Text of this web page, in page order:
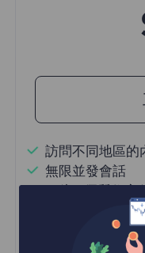
訪問不同地區的
無限並發會話
HTTP(S)/